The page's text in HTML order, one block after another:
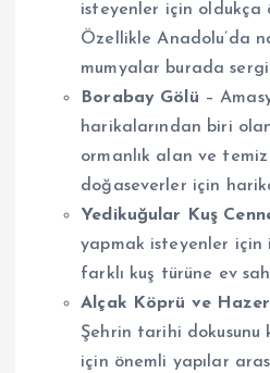
isteyenler için oldukça
Özellikle Anadolu’da
mumyalar burada
Borabay Gölü –
harikalarından biri
ormanlık alan ve temiz
doğaseverler için
Yedikuğular Kuş
yapmak isteyenler
farklı kuş türüne ev
Alçak Köprü ve
Şehrin tarihi dokusunu
için önemli yapılar